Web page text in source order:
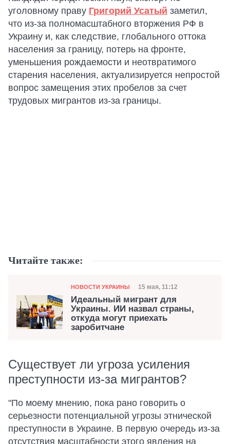
уголовному праву Григорий Усатый заметил,
что из-за полномасштабного вторжения РФ в
Украину и, как следствие, глобального оттока
населения за границу, потерь на фронте,
уменьшения рождаемости и неотвратимого
старения населения, актуализируется непростой
вопрос замещения этих пробелов за счет
трудовых мигрантов из-за границы.
Читайте также:
Категория
НОВОСТИ УКРАИНЫ Дата публикации
15 мая, 11:12
Идеальный мигрант для
Украины. ИИ назвал страны,
откуда могут приехать
заробитчане
Существует ли угроза усиления
преступности из-за мигрантов?
"По моему мнению, пока рано говорить о
серьезности потенциальной угрозы этнической
преступности в Украине. В первую очередь из-за
отсутствия масштабности этого явления на